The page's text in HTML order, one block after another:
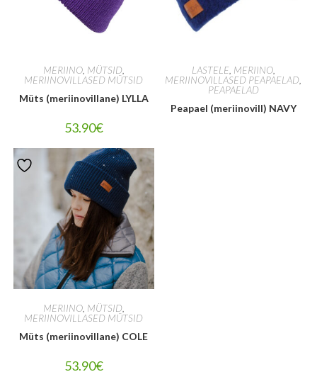
MERIINO, MÜTSID,
MERIINOVILLASED MÜTSID
Müts (meriinovillane) LYLLA
53.90€
LASTELE, MERIINO,
MERIINOVILLASED PEAPAELAD
PEAPAELAD
Peapael (meriinovill) NAVY
MERIINO, MÜTSID,
MERIINOVILLASED MÜTSID
Müts (meriinovillane) COLE
53.90€